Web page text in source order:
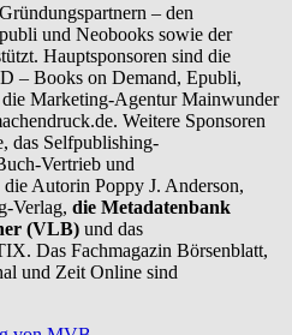
– den
und Neobooks sowie der
Hauptsponsoren sind die
– Books on Demand, Epubli,
Marketing-Agentur Mainwunder
Weitere Sponsoren
das Selfpublishing-
Vertrieb und
Autorin Poppy J. Anderson,
Verlag, die Metadatenbank
(VLB) und das
Das Fachmagazin Börsenblatt,
und Zeit Online sind